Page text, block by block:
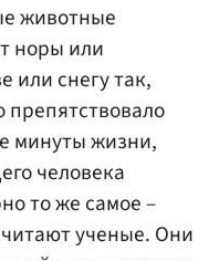
животные
норы или
или снегу так,
препятствовало
минуты жизни,
человека
то же самое –
ученые. Они